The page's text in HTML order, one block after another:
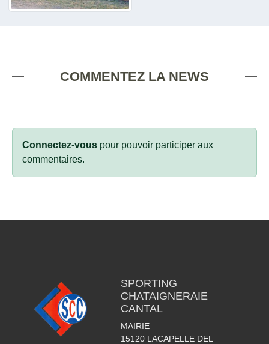
COMMENTEZ LA NEWS
Connectez-vous pour pouvoir participer aux
commentaires.
SPORTING
CHATAIGNERAIE
CANTAL
MAIRIE
15120 LACAPELLE DEL